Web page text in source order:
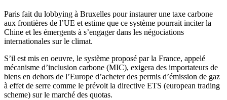
Paris fait du lobbying à Bruxelles pour instaurer une taxe carbone
aux frontières de l’UE et estime que ce système pourrait inciter la
Chine et les émergents à s’engager dans les négociations
internationales sur le climat.
S’il est mis en oeuvre, le système proposé parla France, appelé
mécanisme d’inclusion carbone (MIC), exigera des importateurs de
biens en dehors de l’Europe d’acheter des permis d’émission de gaz
à effet de serre comme le prévoit la directive ETS (european trading
scheme) sur le marché des quotas.